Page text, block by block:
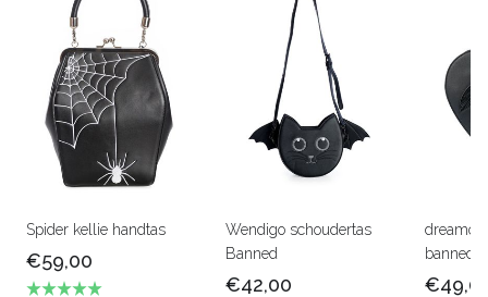
Spider kellie handtas
€59,00
Wendigo schoudertas
Banned
€42,00
banned